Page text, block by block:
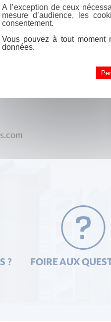
? FOIRE AUX
A l’exception de ceux
mesure d’audience, les
consentement.
Vous pouvez à tout
données.